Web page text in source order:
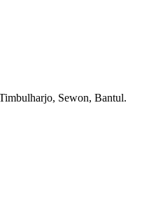
Sewon, Bantul.